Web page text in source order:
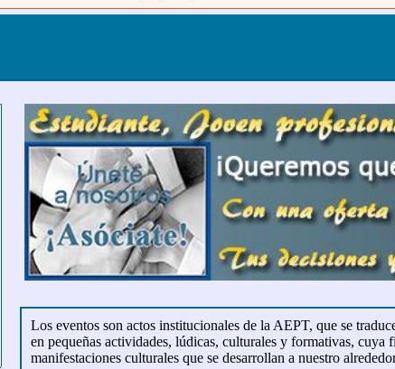
Los eventos son actos institucionales de la AEPT, que se
en pequeñas actividades, lúdicas, culturales y formativas, cuya
manifestaciones culturales que se desarrollan a nuestro